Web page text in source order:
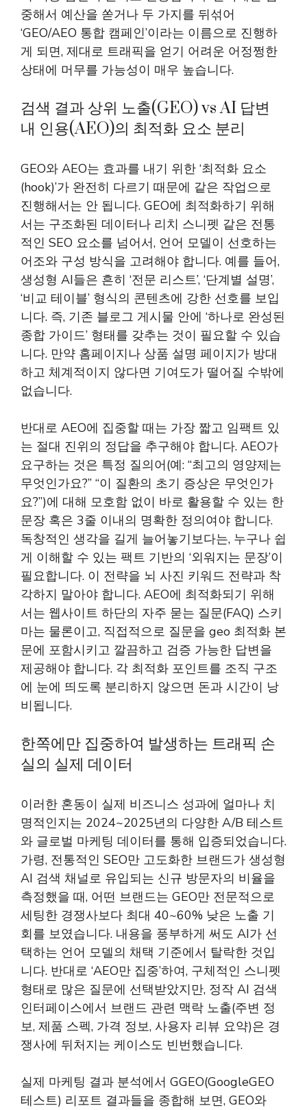
중해서 예산을 쏟거나 두 가지를 뒤섞어
‘GEO/AEO 통합 캠페인’이라는 이름으로 진행하
게 되면, 제대로 트래픽을 얻기 어려운 어정쩡한
상태에 머무를 가능성이 매우 높습니다.
검색 결과 상위 노출(GEO) vs AI 답변
내 인용(AEO)의 최적화 요소 분리
GEO와 AEO는 효과를 내기 위한 ‘최적화 요소
(hook)’가 완전히 다르기 때문에 같은 작업으로
진행해서는 안 됩니다. GEO에 최적화하기 위해
서는 구조화된 데이터나 리치 스니펫 같은 전통
적인 SEO 요소를 넘어서, 언어 모델이 선호하는
어조와 구성 방식을 고려해야 합니다. 예를 들어,
생성형 AI들은 흔히 ‘전문 리스트’, ‘단계별 설명’,
‘비교 테이블’ 형식의 콘텐츠에 강한 선호를 보입
니다. 즉, 기존 블로그 게시물 안에 ‘하나로 완성된
종합 가이드’ 형태를 갖추는 것이 필요할 수 있습
니다. 만약 홈페이지나 상품 설명 페이지가 방대
하고 체계적이지 않다면 기여도가 떨어질 수밖에
없습니다.
반대로 AEO에 집중할 때는 가장 짧고 임팩트 있
는 절대 진위의 정답을 추구해야 합니다. AEO가
요구하는 것은 특정 질의어(예: “최고의 영양제는
무엇인가요?” “이 질환의 초기 증상은 무엇인가
요?”)에 대해 모호함 없이 바로 활용할 수 있는 한
문장 혹은 3줄 이내의 명확한 정의여야 합니다.
독창적인 생각을 길게 늘어놓기보다는, 누구나 쉽
게 이해할 수 있는 팩트 기반의 ‘외워지는 문장’이
필요합니다. 이 전략을 뇌 사진 키워드 전략과 착
각하지 말아야 합니다. AEO에 최적화되기 위해
서는 웹사이트 하단의 자주 묻는 질문(FAQ) 스키
마는 물론이고, 직접적으로 질문을 geo 최적화 본
문에 포함시키고 깔끔하고 검증 가능한 답변을
제공해야 합니다. 각 최적화 포인트를 조직 구조
에 눈에 띄도록 분리하지 않으면 돈과 시간이 낭
비됩니다.
한쪽에만 집중하여 발생하는 트래픽 손
실의 실제 데이터
이러한 혼동이 실제 비즈니스 성과에 얼마나 치
명적인지는 2024~2025년의 다양한 A/B 테스트
와 글로벌 마케팅 데이터를 통해 입증되었습니다.
가령, 전통적인 SEO만 고도화한 브랜드가 생성형
AI 검색 채널로 유입되는 신규 방문자의 비율을
측정했을 때, 어떤 브랜드는 GEO만 전문적으로
세팅한 경쟁사보다 최대 40~60% 낮은 노출 기
회를 보였습니다. 내용을 풍부하게 써도 AI가 선
택하는 언어 모델의 채택 기준에서 탈락한 것입
니다. 반대로 ‘AEO만 집중’하여, 구체적인 스니펫
형태로 많은 질문에 선택받았지만, 정작 AI 검색
인터페이스에서 브랜드 관련 맥락 노출(주변 정
보, 제품 스펙, 가격 정보, 사용자 리뷰 요약)은 경
쟁사에 뒤처지는 케이스도 빈번했습니다.
실제 마케팅 결과 분석에서 GGEO(GoogleGEO
테스트) 리포트 결과들을 종합해 보면, GEO와